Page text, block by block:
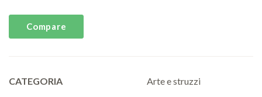
Compare
CATEGORIA Arte e struzzi